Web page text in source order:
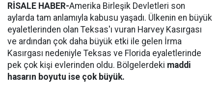
RİSALE HABER-Amerika Birleşik Devletleri son
aylarda tam anlamıyla kabusu yaşadı. Ülkenin en büyük
eyaletlerinden olan Teksas'ı vuran Harvey Kasırgası
ve ardından çok daha büyük etki ile gelen İrma
Kasırgası nedeniyle Teksas ve Florida eyaletlerinde
pek çok kişi evlerinden oldu. Bölgelerdeki maddi
hasarın boyutu ise çok büyük.